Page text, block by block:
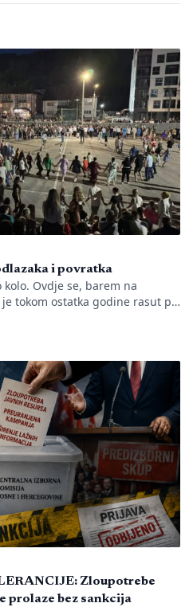
i povratka
Ovdje se, barem na
tokom ostatka godine rasut po
muzika počne, na prostoru
Zloupotrebe
prolaze bez sankcija